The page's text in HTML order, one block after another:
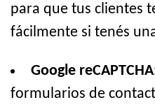
para que tus clientes
fácilmente si tenés
Google
formularios de